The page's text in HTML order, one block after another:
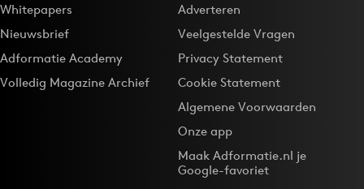
Whitepapers
Nieuwsbrief
Adformatie Academy
Volledig Magazine Archief
Adverteren
Veelgestelde Vragen
Privacy Statement
Cookie Statement
Algemene Voorwaarden
Onze app
Maak Adformatie.nl je
Google-favoriet